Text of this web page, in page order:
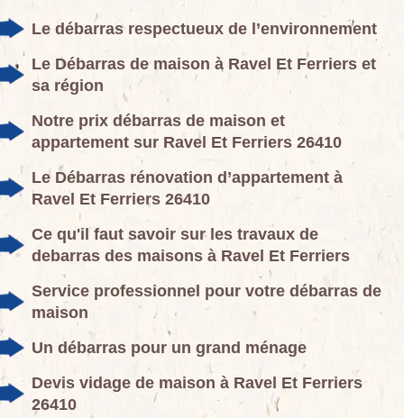
Le débarras respectueux de l’environnement
Le Débarras de maison à Ravel Et Ferriers et
sa région
Notre prix débarras de maison et
appartement sur Ravel Et Ferriers 26410
Le Débarras rénovation d’appartement à
Ravel Et Ferriers 26410
Ce qu'il faut savoir sur les travaux de
debarras des maisons à Ravel Et Ferriers
Service professionnel pour votre débarras de
maison
Un débarras pour un grand ménage
Devis vidage de maison à Ravel Et Ferriers
26410